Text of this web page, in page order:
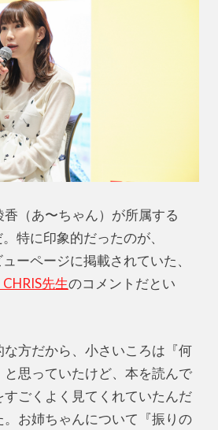
（あ〜ちゃん）が所属する
特に印象的だったのが、
ーページに掲載されていた、
先生のコメントだとい
な方だから、小さいころは『何
思っていたけど、本を読んで
ごくよく見てくれていたんだ
お姉ちゃんについて『振りの